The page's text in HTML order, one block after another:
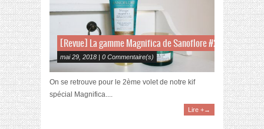
[Revue] La gamme Magnifica de Sanoflore #2
mai 29, 2018 | 0 Commentaire(s)
On se retrouve pour le 2ème volet de notre kif
spécial Magnifica....
Lire +→